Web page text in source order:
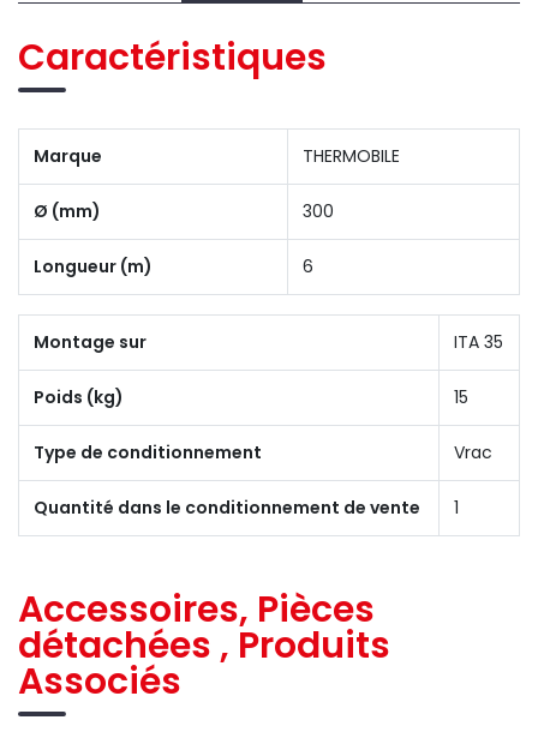
Caractéristiques
Marque THERMOBILE
Ø (mm) 300
Longueur (m) 6
Montage sur ITA 35
Poids (kg) 15
Type de conditionnement Vrac
Quantité dans le conditionnement de vente 1
Accessoires, Pièces
détachées , Produits
Associés